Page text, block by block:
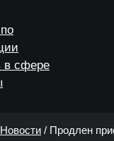
Новости / Продлен